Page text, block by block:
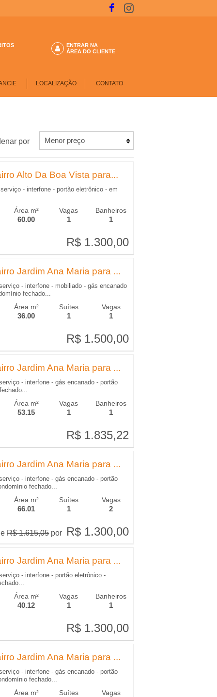
ENTRAR NA
ÁREA DO CLIENTE
LOCALIZAÇÃO CONTATO
por
R$ 1.300,00
Alto Da Boa Vista para...
- interfone - portão eletrônico - em
Área m²
60.00
Vagas
1
Banheiros
1
R$ 1.300,00
R$ 1.500,00
Jardim Ana Maria para ...
- interfone - mobiliado - gás encanado
fechado...
Área m²
36.00
Suítes
1
Vagas
1
R$ 1.500,00
R$ 1.835,22
Jardim Ana Maria para ...
- interfone - gás encanado - portão
Área m²
53.15
Vagas
1
Banheiros
1
R$ 1.835,22
R$ 1.300,00
Jardim Ana Maria para ...
- interfone - gás encanado - portão
fechado...
Área m²
66.01
Suítes
1
Vagas
2
R$ 1.615,05por R$ 1.300,00
R$ 1.300,00
Jardim Ana Maria para ...
- interfone - portão eletrônico -
Área m²
40.12
Vagas
1
Banheiros
1
R$ 1.300,00
Jardim Ana Maria para ...
- interfone - gás encanado - portão
fechado...
Área m² Suítes Vagas